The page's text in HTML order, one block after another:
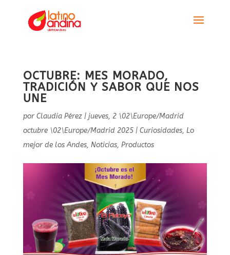
OCTUBRE: MES MORADO,
TRADICIÓN Y SABOR QUE NOS
UNE
por Claudia Pérez| jueves, 2 \02\Europe/Madrid
octubre \02\Europe/Madrid 2025| Curiosidades, Lo
mejor de los Andes, Noticias, Productos